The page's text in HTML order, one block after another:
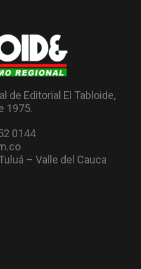
de Editorial El Tabloide,
1975.
0144
– Valle del Cauca